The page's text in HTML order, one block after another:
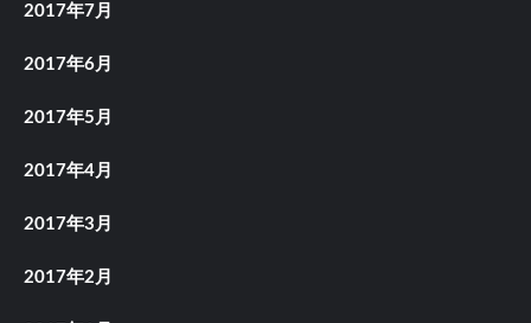
2017年7月
2017年6月
2017年5月
2017年4月
2017年3月
2017年2月